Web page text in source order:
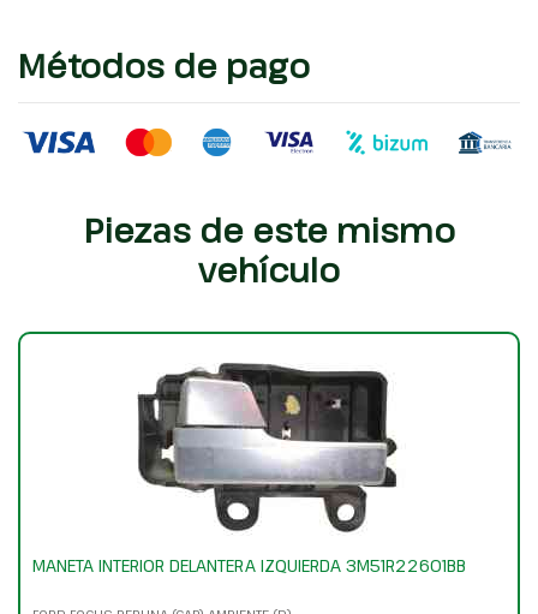
Métodos de pago
Piezas de este mismo
vehículo
MANETA INTERIOR DELANTERA IZQUIERDA 3M51R22601BB